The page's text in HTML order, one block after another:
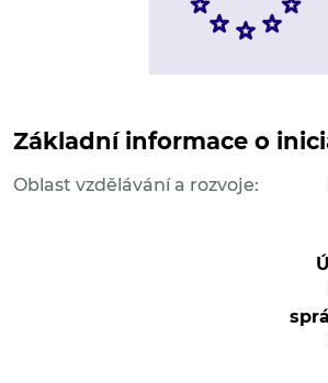
Základní informace o
Oblast vzdělávání a rozvoje: